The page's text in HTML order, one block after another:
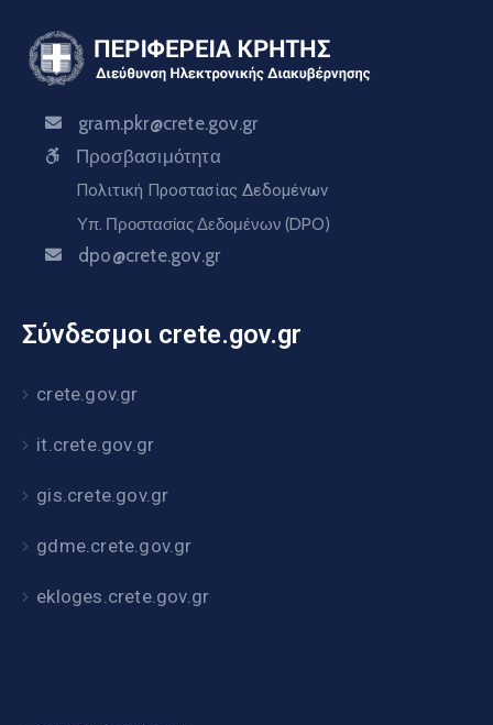
gram.pkr@crete.gov.gr
Προσβασιμότητα
Πολιτική Προστασίας Δεδομένων
Υπ. Προστασίας Δεδομένων (DPO)
dpo@crete.gov.gr
Σύνδεσμοι crete.gov.gr
crete.gov.gr
it.crete.gov.gr
gis.crete.gov.gr
gdme.crete.gov.gr
ekloges.crete.gov.gr